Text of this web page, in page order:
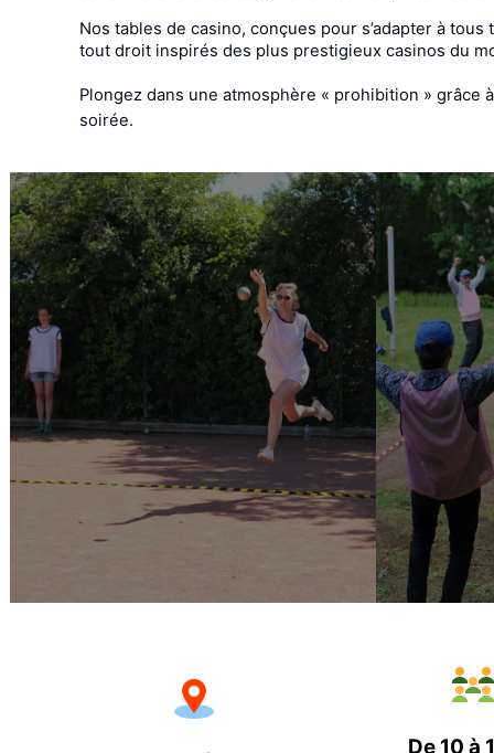
Nos tables de casino, conçues pour s’adapter à
tout droit inspirés des plus prestigieux casinos du
Plongez dans une atmosphère « prohibition »
soirée.
De 10 à